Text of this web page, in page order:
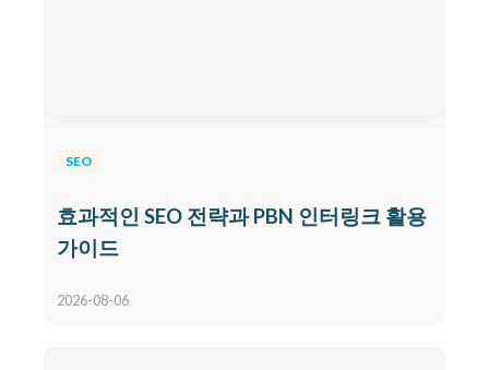
SEO
효과적인 SEO 전략과 PBN 인터링크 활용
가이드
2026-08-06